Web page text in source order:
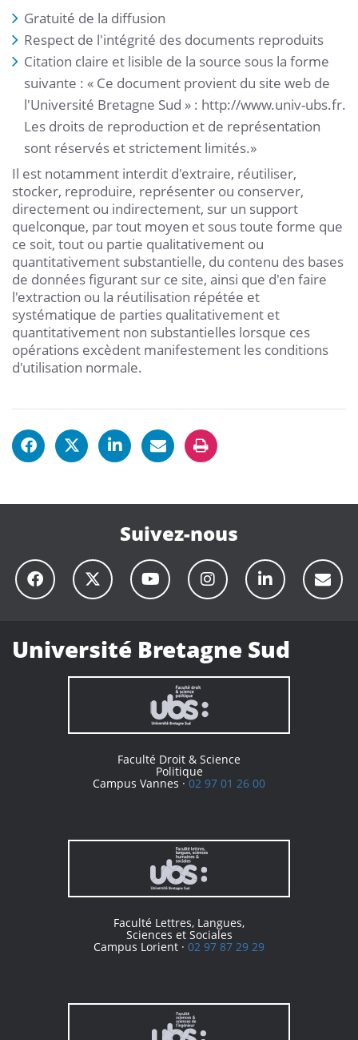
Gratuité de la diffusion
Respect de l'intégrité des documents reproduits
Citation claire et lisible de la source sous la forme
suivante : « Ce document provient du site web de
l'Université Bretagne Sud » : http://www.univ-ubs.fr.
Les droits de reproduction et de représentation
sont réservés et strictement limités.»
Il est notamment interdit d'extraire, réutiliser,
stocker, reproduire, représenter ou conserver,
directement ou indirectement, sur un support
quelconque, par tout moyen et sous toute forme que
ce soit, tout ou partie qualitativement ou
quantitativement substantielle, du contenu des bases
de données figurant sur ce site, ainsi que d'en faire
l'extraction ou la réutilisation répétée et
systématique de parties qualitativement et
quantitativement non substantielles lorsque ces
opérations excèdent manifestement les conditions
d'utilisation normale.
Suivez-nous
Université Bretagne Sud
Faculté Droit & Science
Politique
Campus Vannes ·02 97 01 26 00
Faculté Lettres, Langues,
Sciences et Sociales
Campus Lorient · 02 97 87 29 29